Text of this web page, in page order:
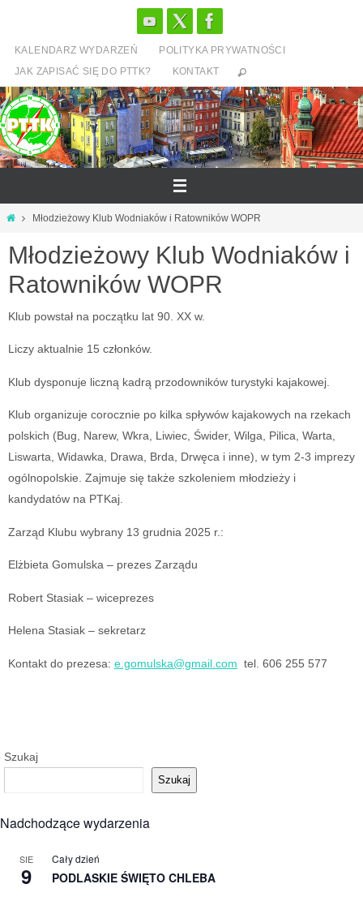
treściKALENDARZ WYDARZEŃ
POLITYKA PRYWATNOŚCI
JAK ZAPISAĆ SIĘ DO PTTK?
KONTAKT
StronaMłodzieżowy Klub Wodniaków i Ratowników WOPR
Młodzieżowy Klub Wodniaków i
Ratowników WOPR
Klub powstał na początku lat 90. XX w.
Liczy aktualnie 15 członków.
Klub dysponuje liczną kadrą przodowników turystyki kajakowej.
Klub organizuje corocznie po kilka spływów kajakowych na rzekach
polskich (Bug, Narew, Wkra, Liwiec, Świder, Wilga, Pilica, Warta,
Liswarta, Widawka, Drawa, Brda, Drwęca i inne), w tym 2-3 imprezy
ogólnopolskie. Zajmuje się także szkoleniem młodzieży i
kandydatów na PTKaj.
Zarząd Klubu wybrany 13 grudnia 2025 r.:
Elżbieta Gomulska – prezes Zarządu
Robert Stasiak – wiceprezes
Helena Stasiak – sekretarz
Kontakt do prezesa: e.gomulska@gmail.com tel. 606 255 577
Szukaj
Szukaj
Nadchodzące wydarzenia
SIE
9
Cały dzień
PODLASKIE ŚWIĘTO CHLEBA